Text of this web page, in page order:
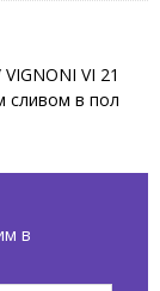
VI 21
сливом в пол
размер 54x36
приобретаются
в